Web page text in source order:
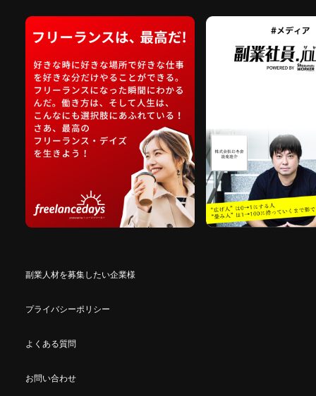
副業人材を募集したい企業様
プライバシーポリシー
よくある質問
お問い合わせ